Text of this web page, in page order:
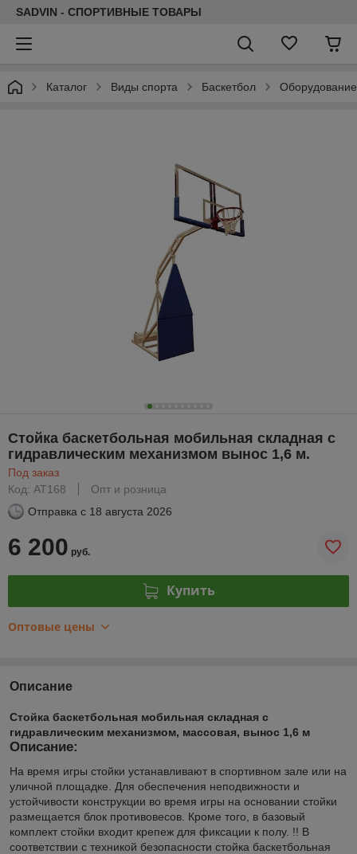
SADVIN - СПОРТИВНЫЕ ТОВАРЫ
Каталог Виды спорта Баскетбол
Стойка баскетбольная мобильная складная с
гидравлическим механизмом вынос 1,6 м.
Под заказ
Код: АТ168
Опт и розница
Отправка с 18 августа 2026
6 200 руб.
Купить
Оптовые цены
Описание
Стойка баскетбольная мобильная складная с
гидравлическим механизмом, массовая, вынос 1,6 м
Описание:
На время игры стойки устанавливают в спортивном зале или на
уличной площадке. Для обеспечения неподвижности и
устойчивости конструкции во время игры на основании стойки
размещается блок противовесов. Кроме того, в базовый
комплект стойки входит крепеж для фиксации к полу. !! В
соответствии с техникой безопасности стойка баскетбольная